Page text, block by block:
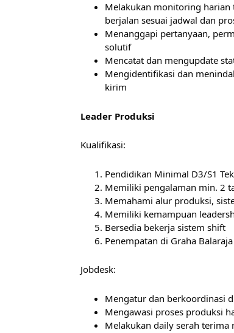
Melakukan monitoring harian
berjalan sesuai jadwal dan
Menanggapi pertanyaan,
solutif
Mencatat dan mengupdate
Mengidentifikasi dan
kirim
Leader Produksi
Kualifikasi:
Pendidikan Minimal D3/S1
Memiliki pengalaman min. 2
Memahami alur produksi,
Memiliki kemampuan
Bersedia bekerja sistem shift
Penempatan di Graha Balaraja
Jobdesk:
Mengatur dan berkoordinasi
Mengawasi proses produksi
Melakukan daily serah